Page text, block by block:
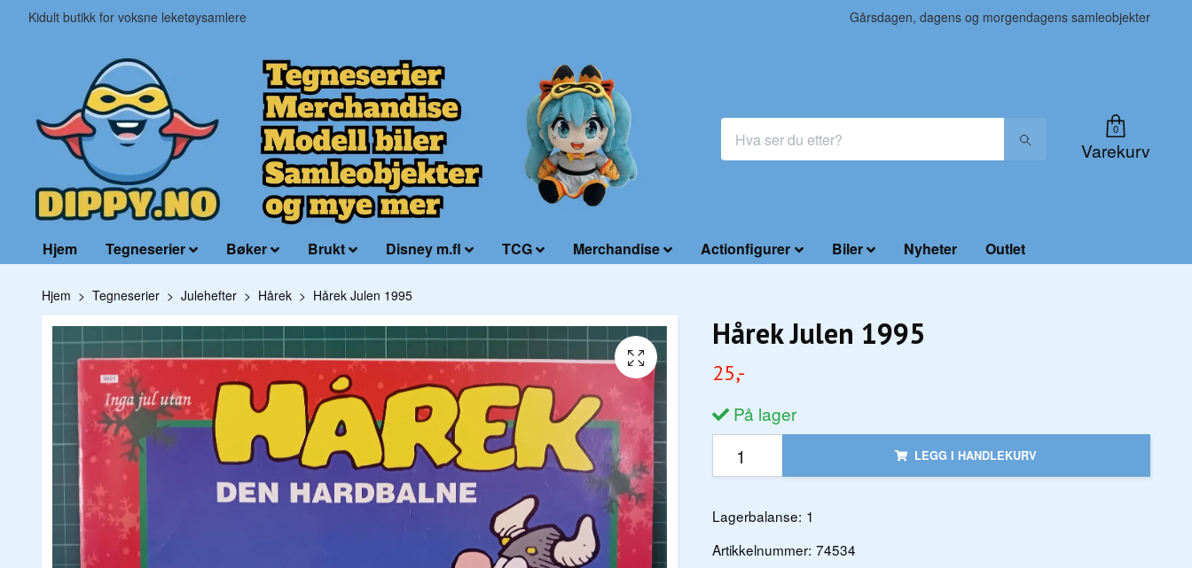
Kidult butikk for voksne leketøysamlere Gårsdagen, dagens og morgendagens samleobjekter
0
Varekurv
Hjem Tegneserier Bøker Brukt Disney m.fl TCG Merchandise Actionfigurer Biler Nyheter Outlet
Hjem Tegneserier Julehefter Hårek Hårek Julen 1995
Hårek Julen 1995
25,-
På lager
LEGG I HANDLEKURV
Lagerbalanse: 1
Artikkelnummer: 74534